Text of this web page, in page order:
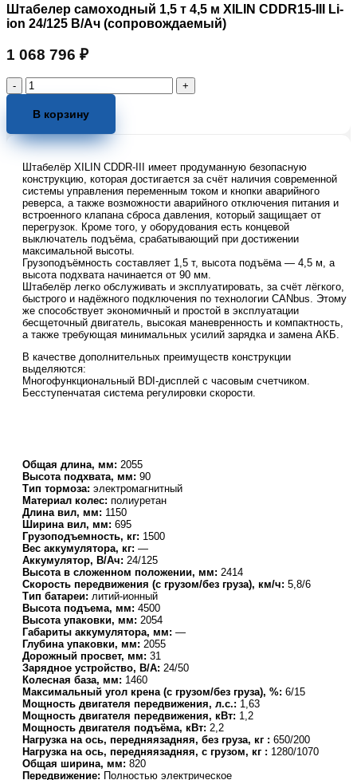
Штабелер самоходный 1,5 т 4,5 м XILIN CDDR15-III Li-
ion 24/125 В/Ач (сопровождаемый)
1 068 796 ₽
Количество
товара
Штабелер
1,5
4,5
м
XILIN
CDDR15-
III
Li-
ion
24/125
В/
Ач
(сопровождаемый)
В корзину
Штабелёр XILIN CDDR-III имеет продуманную безопасную
конструкцию, которая достигается за счёт наличия современной
системы управления переменным током и кнопки аварийного
реверса, а также возможности аварийного отключения питания и
встроенного клапана сброса давления, который защищает от
перегрузок. Кроме того, у оборудования есть концевой
выключатель подъёма, срабатывающий при достижении
максимальной высоты.
Грузоподъёмность составляет 1,5 т, высота подъёма — 4,5 м, а
высота подхвата начинается от 90 мм.
Штабелёр легко обслуживать и эксплуатировать, за счёт лёгкого,
быстрого и надёжного подключения по технологии CANbus. Этому
же способствует экономичный и простой в эксплуатации
бесщеточный двигатель, высокая маневренность и компактность,
а также требующая минимальных усилий зарядка и замена АКБ.
В качестве дополнительных преимуществ конструкции
выделяются:
Многофункциональный BDI-дисплей с часовым счетчиком.
Бесступенчатая система регулировки скорости.
Общая длина, мм: 2055
Высота подхвата, мм: 90
Тип тормоза: электромагнитный
Материал колес: полиуретан
Длина вил, мм: 1150
Ширина вил, мм: 695
Грузоподъемность, кг: 1500
Вес аккумулятора, кг: —
Аккумулятор, В/Ач: 24/125
Высота в сложенном положении, мм: 2414
Скорость передвижения (с грузом/без груза), км/ч: 5,8/6
Тип батареи: литий-ионный
Высота подъема, мм: 4500
Высота упаковки, мм: 2054
Габариты аккумулятора, мм: —
Глубина упаковки, мм: 2055
Дорожный просвет, мм: 31
Зарядное устройство, В/А: 24/50
Колесная база, мм: 1460
Максимальный угол крена (с грузом/без груза), %: 6/15
Мощность двигателя передвижения, л.с.: 1,63
Мощность двигателя передвижения, кВт: 1,2
Мощность двигателя подъёма, кВт: 2,2
Нагрузка на ось, передняязадняя, без груза, кг : 650/200
Нагрузка на ось, передняязадняя, с грузом, кг : 1280/1070
Общая ширина, мм: 820
Передвижение: Полностью электрическое